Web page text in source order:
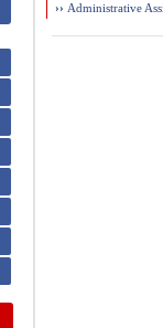
›› Administrative